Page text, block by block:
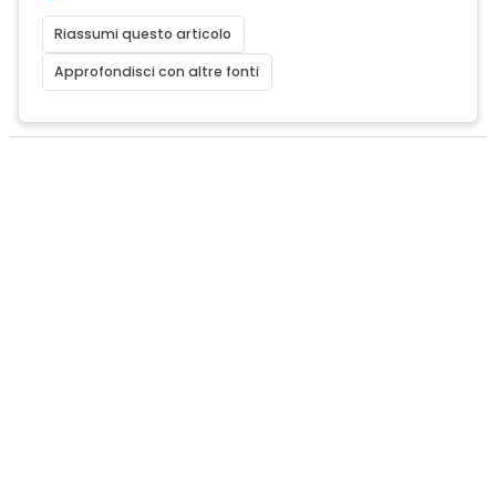
Riassumi questo articolo
Approfondisci con altre fonti